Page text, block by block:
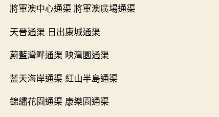
將軍澳中心通渠 將軍澳廣場通渠
天晉通渠 日出康城通渠
蔚藍灣畔通渠 映灣園通渠
藍天海岸通渠 紅山半島通渠
錦繡花園通渠 康樂園通渠